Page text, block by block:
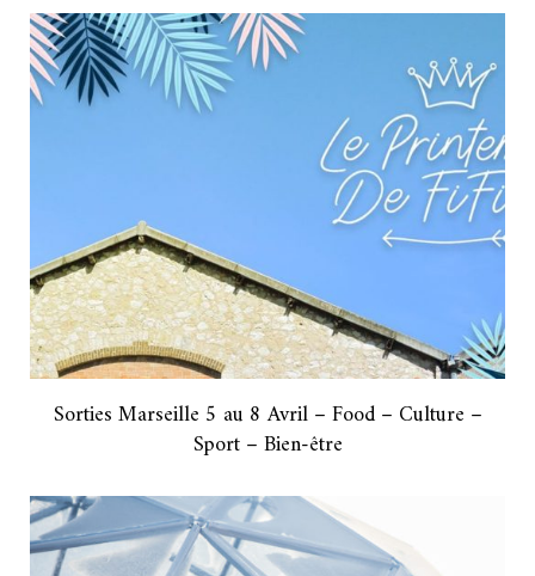
Sorties Marseille 5 au 8 Avril – Food – Culture –
Sport – Bien-être